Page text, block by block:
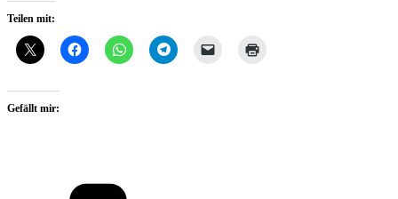
Teilen mit:
Gefällt mir: